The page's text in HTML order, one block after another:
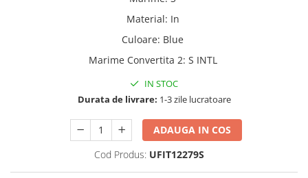
Material: In
Culoare: Blue
Marime Convertita 2: S INTL
IN STOC
Durata de livrare: 1-3 zile lucratoare
ADAUGA IN COS
Cod Produs: UFIT12279S